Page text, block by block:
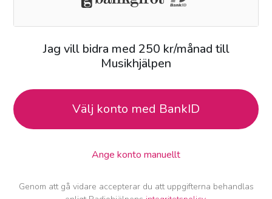
Jag vill bidra med 250 kr/månad till
Musikhjälpen
Välj konto med BankID
Ange konto manuellt
Genom att gå vidare accepterar du att uppgifterna behandlas